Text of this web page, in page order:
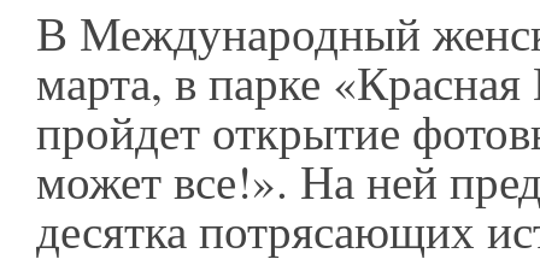
В Международный
марта, в парке
пройдет открытие
может все!». На ней
десятка потрясающих